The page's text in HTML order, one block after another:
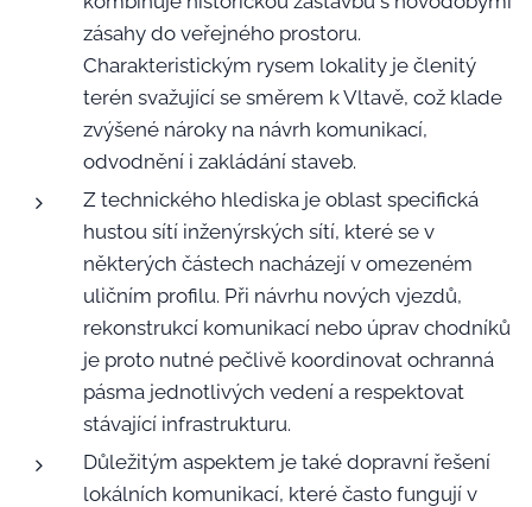
zásahy do veřejného prostoru.
Charakteristickým rysem lokality je členitý
terén svažující se směrem k Vltavě, což klade
zvýšené nároky na návrh komunikací,
odvodnění i zakládání staveb.
Z technického hlediska je oblast specifická
hustou sítí inženýrských sítí, které se v
některých částech nacházejí v omezeném
uličním profilu. Při návrhu nových vjezdů,
rekonstrukcí komunikací nebo úprav chodníků
je proto nutné pečlivě koordinovat ochranná
pásma jednotlivých vedení a respektovat
stávající infrastrukturu.
Důležitým aspektem je také dopravní řešení
lokálních komunikací, které často fungují v